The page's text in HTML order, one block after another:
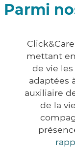
Parmi
mettant
de vie
adaptées
auxiliaire
de la